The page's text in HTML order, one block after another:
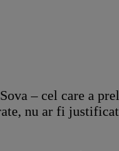
– cel care a
nu ar fi